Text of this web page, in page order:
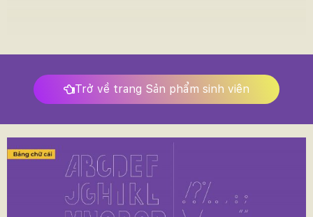
Trở về trang Sản phẩm sinh viên